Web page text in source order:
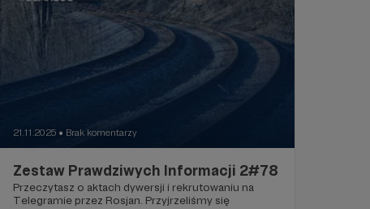
21.11.2025 ● Brak komentarzy
Zestaw Prawdziwych Informacji 2#78
Przeczytasz o aktach dywersji i rekrutowaniu na
Telegramie przez Rosjan. Przyjrzeliśmy się